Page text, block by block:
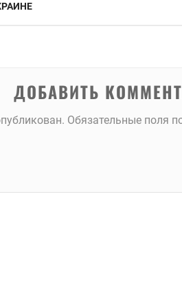
ДОБАВИТЬ
Обязательные поля